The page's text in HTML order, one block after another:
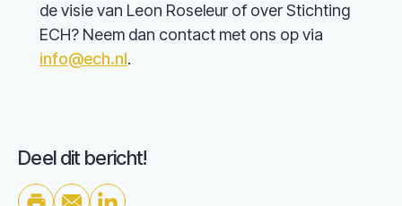
de visie van Leon Roseleur of over Stichting
ECH? Neem dan contact met ons op via
info@ech.nl.
Deel dit bericht!